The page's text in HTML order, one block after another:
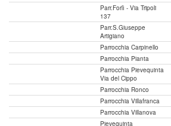
Parr.Forlì - Via Tripoli
137
Parr.S.Giuseppe
Artigiano
Parrocchia Carpinello
Parrocchia Pianta
Parrocchia Pievequinta
Via del Cippo
Parrocchia Ronco
Parrocchia Villafranca
Parrocchia Villanova
Pievequinta